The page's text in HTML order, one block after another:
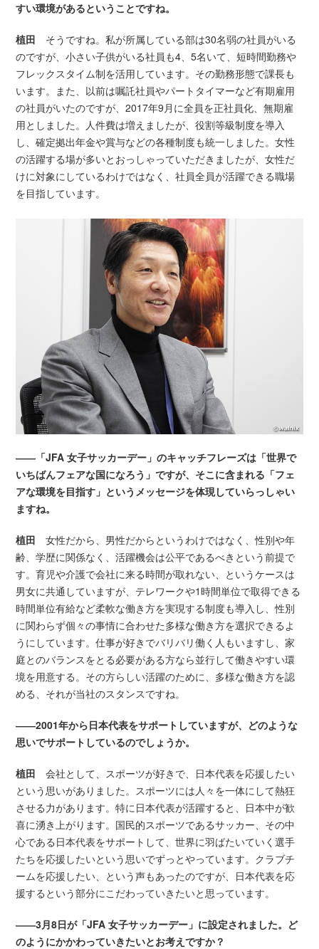
すい環境があるということですね。
植田 そうですね。私が所属している部は30名弱の社員がいる
のですが、小さい子供がいる社員も4、5名いて、短時間勤務や
フレックスタイム制を活用しています。その勤務形態で課長も
います。また、以前は嘱託社員やパートタイマーなど有期雇用
の社員がいたのですが、2017年9月に全員を正社員化、無期雇
用としました。人件費は増えましたが、役割等級制度を導入
し、確定拠出年金や賞与などの各種制度も統一しました。女性
の活躍する場が多いとおっしゃっていただきましたが、女性だ
けに対象にしているわけではなく、社員全員が活躍できる職場
を目指しています。
――「JFA 女子サッカーデー」のキャッチフレーズは「世界で
いちばんフェアな国になろう」ですが、そこに含まれる「フェ
アな環境を目指す」というメッセージを体現していらっしゃい
ますね。
植田 女性だから、男性だからというわけではなく、性別や年
齢、学歴に関係なく、活躍機会は公平であるべきという前提で
す。育児や介護で会社に来る時間が取れない、というケースは
男女に共通していますが、テレワークや1時間単位で取得できる
時間単位有給など柔軟な働き方を実現する制度も導入し、性別
に関わらず個々の事情に合わせた多様な働き方を選択できるよ
うにしています。仕事が好きでバリバリ働く人もいますし、家
庭とのバランスをとる必要がある方なら並行して働きやすい環
境を用意する。その方らしい活躍のために、多様な働き方を認
める、それが当社のスタンスですね。
――2001年から日本代表をサポートしていますが、どのような
思いでサポートしているのでしょうか。
植田会社として、スポーツが好きで、日本代表を応援したい
という思いがありました。スポーツには人々を一体にして熱狂
させる力があります。特に日本代表が活躍すると、日本中が歓
喜に湧き上がります。国民的スポーツであるサッカー、その中
心である日本代表をサポートして、世界に羽ばたいていく選手
たちを応援したいという思いでずっとやっています。クラブチ
ームを応援したい、という声もあったのですが、日本代表を応
援するという部分にこだわっていきたいと思っています。
――3月8日が「JFA 女子サッカーデー」に設定されました。ど
のようにかかわっていきたいとお考えですか？